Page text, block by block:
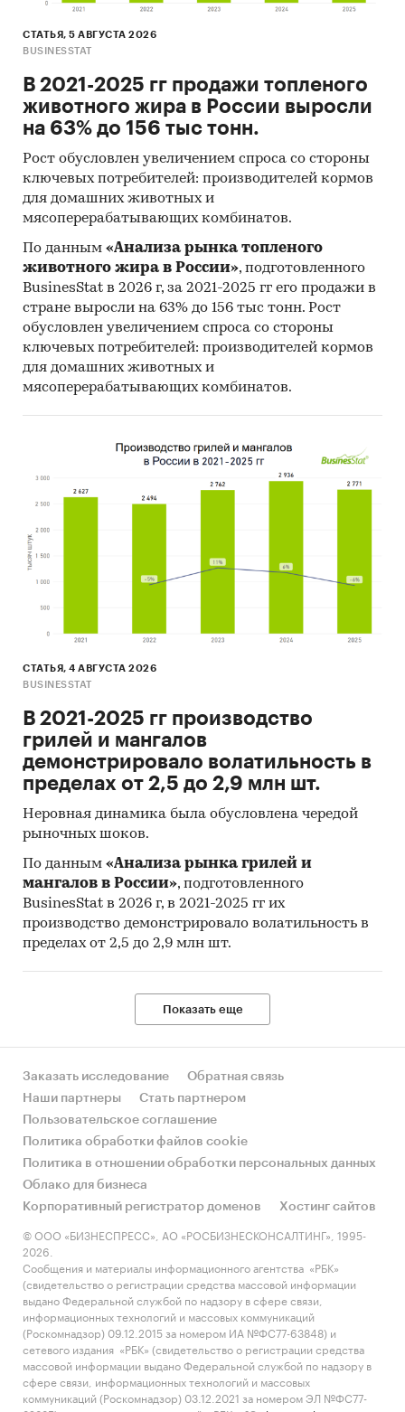
СТАТЬЯ, 5 АВГУСТА 2026
BUSINESSTAT
В 2021-2025 гг продажи топленого
животного жира в России выросли
на 63% до 156 тыс тонн.
Рост обусловлен увеличением спроса со стороны
ключевых потребителей: производителей кормов
для домашних животных и
мясоперерабатывающих комбинатов.
По данным «Анализа рынка топленого
животного жира в России», подготовленного
BusinesStat в 2026 г, за 2021-2025 гг его продажи в
стране выросли на 63% до 156 тыс тонн. Рост
обусловлен увеличением спроса со стороны
ключевых потребителей: производителей кормов
для домашних животных и
мясоперерабатывающих комбинатов.
СТАТЬЯ, 4 АВГУСТА 2026
BUSINESSTAT
В 2021-2025 гг производство
грилей и мангалов
демонстрировало волатильность в
пределах от 2,5 до 2,9 млн шт.
Неровная динамика была обусловлена чередой
рыночных шоков.
По данным «Анализа рынка грилей и
мангалов в России», подготовленного
BusinesStat в 2026 г, в 2021-2025 гг их
производство демонстрировало волатильность в
пределах от 2,5 до 2,9 млн шт.
Показать еще
Заказать исследование
Обратная связь
Наши партнеры
Стать партнером
Пользовательское соглашение
Политика обработки файлов cookie
Политика в отношении обработки персональных данных
Облако для бизнеса
Корпоративный регистратор доменов
Хостинг сайтов
© ООО «БИЗНЕСПРЕСС», АО «РОСБИЗНЕСКОНСАЛТИНГ», 1995-
2026.
Сообщения и материалы информационного агентства «РБК»
(свидетельство о регистрации средства массовой информации
выдано Федеральной службой по надзору в сфере связи,
информационных технологий и массовых коммуникаций
(Роскомнадзор) 09.12.2015 за номером ИА №ФС77-63848) и
сетевого издания «РБК» (свидетельство о регистрации средства
массовой информации выдано Федеральной службой по надзору в
сфере связи, информационных технологий и массовых
коммуникаций (Роскомнадзор) 03.12.2021 за номером ЭЛ №ФС77-